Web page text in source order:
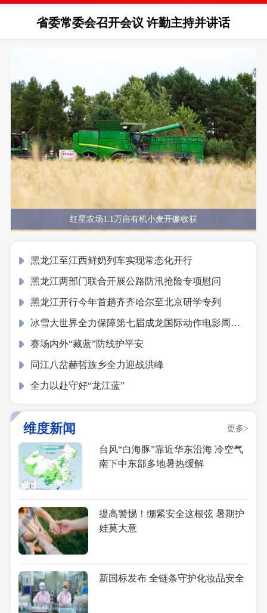
省委常委会召开会议 许勤主持并讲话
红星农场1.1万亩有机小麦开镰收获
黑龙江至江西鲜奶列车实现常态化开行
黑龙江两部门联合开展公路防汛抢险专项慰问
黑龙江开行今年首趟齐齐哈尔至北京研学专列
冰雪大世界全力保障第七届成龙国际动作电影周盛
典荣耀绽放
赛场内外“藏蓝”防线护平安
同江八岔赫哲族乡全力迎战洪峰
全力以赴守好“龙江蓝”
维度新闻 更多>
台风“白海豚”靠近华东沿海 冷空气
南下中东部多地暑热缓解
提高警惕！绷紧安全这根弦 暑期护
娃莫大意
新国标发布 全链条守护化妆品安全